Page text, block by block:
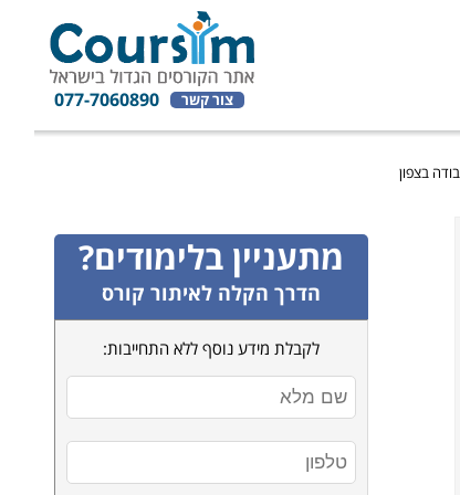
צור קשר 077-7060890
בצפון
מתעניין בלימודים?
הדרך הקלה לאיתור קורס
לקבלת מידע נוסף ללא התחייבות: